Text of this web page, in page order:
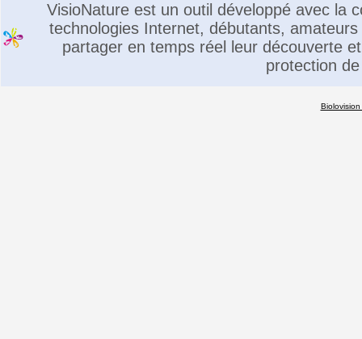
VisioNature est un outil développé avec la
technologies Internet, débutants,
partager en temps réel leur découverte
protection
Biolovision